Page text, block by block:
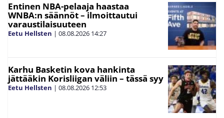
Entinen NBA-pelaaja haastaa
WNBA:n säännöt – ilmoittautui
varaustilaisuuteen
Eetu Hellsten | 08.08.2026 14:27
Karhu Basketin kova hankinta
jättääkin Korisliigan väliin – tässä syy
Eetu Hellsten | 08.08.2026 12:53